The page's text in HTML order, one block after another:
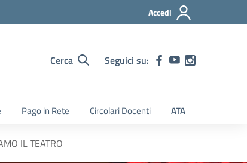
Accedi
Cerca Seguici su:
Pago in Rete Circolari Docenti ATA
IL TEATRO